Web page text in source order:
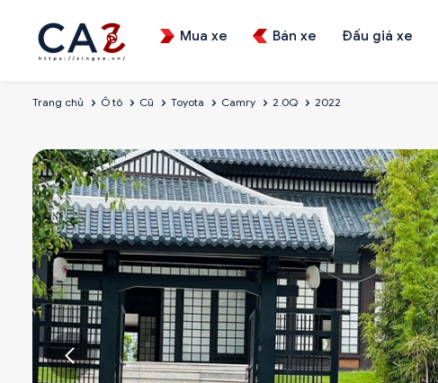
Mua xe Bán xe Đấu giá xe
Trang chủ Ô tô Cũ Toyota Camry 2.0Q 2022